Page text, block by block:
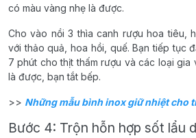
có màu vàng nhẹ là được.
Cho vào nồi 3 thìa canh rượu hoa tiêu,
với thảo quả, hoa hồi, quế. Bạn tiếp tục
7 phút cho thịt thấm rượu và các loại gia
là được, bạn tắt bếp.
>> Những mẫu bình inox giữ nhiệt cho
Bước 4: Trộn hỗn hợp sốt lẩu